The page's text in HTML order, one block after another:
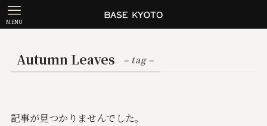
MENU
Autumn Leaves – tag –
記事が見つかりませんでした。